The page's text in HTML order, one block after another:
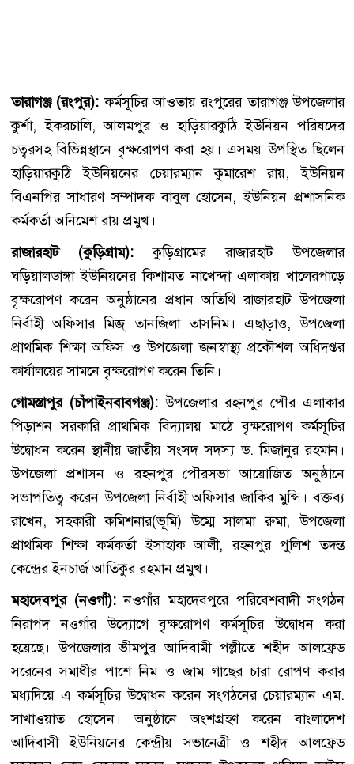
তারাগঞ্জ (রংপুর):কর্মসূচির আওতায় রংপুরের তারাগঞ্জ উপজেলার
কুর্শা, ইকরচালি, আলমপুর ও হাড়িয়ারকুঠি ইউনিয়ন পরিষদের
চত্বরসহ বিভিন্নস্থানে বৃক্ষরোপণ করা হয়। এসময় উপস্থিত ছিলেন
হাড়িয়ারকুঠি ইউনিয়নের চেয়ারম্যান কুমারেশ রায়, ইউনিয়ন
বিএনপির সাধারণ সম্পাদক বাবুল হোসেন, ইউনিয়ন প্রশাসনিক
কর্মকর্তা অনিমেশ রায় প্রমুখ।
রাজারহাট (কুড়িগ্রাম): কুড়িগ্রামের রাজারহাট উপজেলার
ঘড়িয়ালডাঙ্গা ইউনিয়নের কিশামত নাখেন্দা এলাকায় খালেরপাড়ে
বৃক্ষরোপণ করেন অনুষ্ঠানের প্রধান অতিথি রাজারহাট উপজেলা
নির্বাহী অফিসার মিজ্ তানজিলা তাসনিম। এছাড়াও, উপজেলা
প্রাথমিক শিক্ষা অফিস ও উপজেলা জনস্বাস্থ্য প্রকৌশল অধিদপ্তর
কার্যালয়ের সামনে বৃক্ষরোপণ করেন তিনি।
গোমস্তাপুর (চাঁপাইনবাবগঞ্জ):উপজেলার রহনপুর পৌর এলাকার
পিড়াশন সরকারি প্রাথমিক বিদ্যালয় মাঠে বৃক্ষরোপণ কর্মসূচির
উদ্বোধন করেন স্থানীয় জাতীয় সংসদ সদস্য ড. মিজানুর রহমান।
উপজেলা প্রশাসন ও রহনপুর পৌরসভা আয়োজিত অনুষ্ঠানে
সভাপতিত্ব করেন উপজেলা নির্বাহী অফিসার জাকির মুন্সি। বক্তব্য
রাখেন, সহকারী কমিশনার(ভূমি) উম্মে সালমা রুমা, উপজেলা
প্রাথমিক শিক্ষা কর্মকর্তা ইসাহাক আলী, রহনপুর পুলিশ তদন্ত
কেন্দ্রের ইনচার্জ আতিকুর রহমান প্রমুখ।
মহাদেবপুর (নওগাঁ): নওগাঁর মহাদেবপুরে পরিবেশবাদী সংগঠন
নিরাপদ নওগাঁর উদ্যোগে বৃক্ষরোপণ কর্মসূচির উদ্বোধন করা
হয়েছে। উপজেলার ভীমপুর আদিবামী পল্লীতে শহীদ আলফ্রেড
সরেনের সমাধীর পাশে নিম ও জাম গাছের চারা রোপণ করার
মধ্যদিয়ে এ কর্মসূচির উদ্বোধন করেন সংগঠনের চেয়ারম্যান এম.
সাখাওয়াত হোসেন। অনুষ্ঠানে অংশগ্রহণ করেন বাংলাদেশ
আদিবাসী ইউনিয়নের কেন্দ্রীয় সভানেত্রী ও শহীদ আলফ্রেড